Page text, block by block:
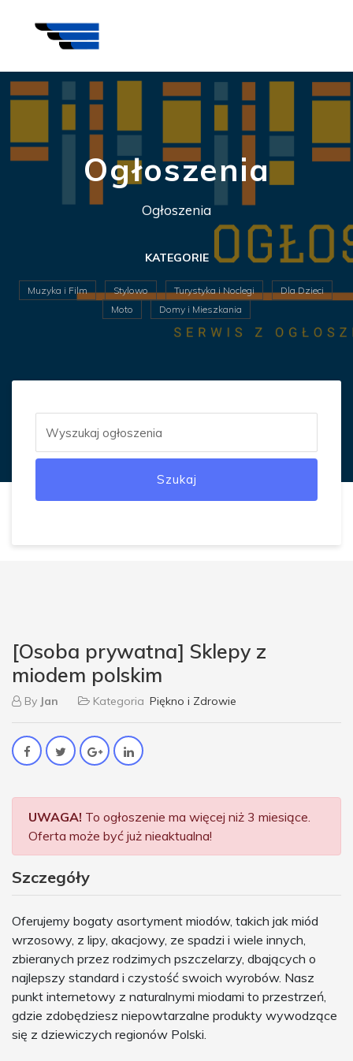
Ogłoszenia
Ogłoszenia
KATEGORIE
Muzyka i Film Stylowo Turystyka i Noclegi
Dla Dzieci
Moto
Domy i Mieszkania
Szukaj
[Osoba prywatna] Sklepy z
miodem polskim
By Jan Kategoria Piękno i Zdrowie
UWAGA! To ogłoszenie ma więcej niż 3 miesiące.
Oferta może być już nieaktualna!
Szczegóły
Oferujemy bogaty asortyment miodów, takich jak miód
wrzosowy, z lipy, akacjowy, ze spadzi i wiele innych,
zbieranych przez rodzimych pszczelarzy, dbających o
najlepszy standard i czystość swoich wyrobów. Nasz
punkt internetowy z naturalnymi miodami to przestrzeń,
gdzie zdobędziesz niepowtarzalne produkty wywodzące
się z dziewiczych regionów Polski.